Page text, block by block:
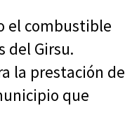
el combustible
del Girsu.
la prestación de
que